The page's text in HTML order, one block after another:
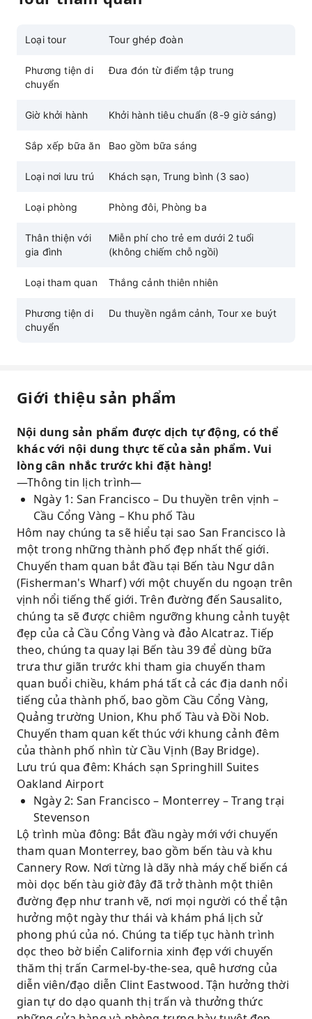
Loại tour Tour ghép đoàn
Phương tiện di
chuyển
Đưa đón từ điểm tập trung
Giờ khởi hành Khởi hành tiêu chuẩn (8-9 giờ sáng)
Sắp xếp bữa ăn Bao gồm bữa sáng
Loại nơi lưu trú Khách sạn, Trung bình (3 sao)
Loại phòng Phòng đôi, Phòng ba
Thân thiện với
gia đình
Miễn phí cho trẻ em dưới 2 tuổi
(không chiếm chỗ ngồi)
Loại tham quan Thắng cảnh thiên nhiên
Phương tiện di
chuyển
Du thuyền ngắm cảnh, Tour xe buýt
Giới thiệu sản phẩm
Nội dung sản phẩm được dịch tự động, có thể
khác với nội dung thực tế của sản phẩm. Vui
lòng cân nhắc trước khi đặt hàng!
—Thông tin lịch trình—
Ngày 1: San Francisco – Du thuyền trên vịnh –
Cầu Cổng Vàng – Khu phố Tàu
Hôm nay chúng ta sẽ hiểu tại sao San Francisco là
một trong những thành phố đẹp nhất thế giới.
Chuyến tham quan bắt đầu tại Bến tàu Ngư dân
(Fisherman's Wharf) với một chuyến du ngoạn trên
vịnh nổi tiếng thế giới. Trên đường đến Sausalito,
chúng ta sẽ được chiêm ngưỡng khung cảnh tuyệt
đẹp của cả Cầu Cổng Vàng và đảo Alcatraz. Tiếp
theo, chúng ta quay lại Bến tàu 39 để dùng bữa
trưa thư giãn trước khi tham gia chuyến tham
quan buổi chiều, khám phá tất cả các địa danh nổi
tiếng của thành phố, bao gồm Cầu Cổng Vàng,
Quảng trường Union, Khu phố Tàu và Đồi Nob.
Chuyến tham quan kết thúc với khung cảnh đêm
của thành phố nhìn từ Cầu Vịnh (Bay Bridge).
Lưu trú qua đêm: Khách sạn Springhill Suites
Oakland Airport
Ngày 2: San Francisco – Monterrey – Trang trại
Stevenson
Lộ trình mùa đông: Bắt đầu ngày mới với chuyến
tham quan Monterrey, bao gồm bến tàu và khu
Cannery Row. Nơi từng là dãy nhà máy chế biến cá
mòi dọc bến tàu giờ đây đã trở thành một thiên
đường đẹp như tranh vẽ, nơi mọi người có thể tận
hưởng một ngày thư thái và khám phá lịch sử
phong phú của nó. Chúng ta tiếp tục hành trình
dọc theo bờ biển California xinh đẹp với chuyến
thăm thị trấn Carmel-by-the-sea, quê hương của
diễn viên/đạo diễn Clint Eastwood. Tận hưởng thời
gian tự do dạo quanh thị trấn và thưởng thức